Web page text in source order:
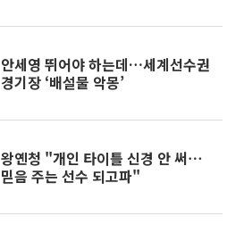
안세영 뛰어야 하는데…세계선수권
경기장 ‘배설물 악몽’
왕옌청 "개인 타이틀 신경 안 써⋯
믿음 주는 선수 되고파"